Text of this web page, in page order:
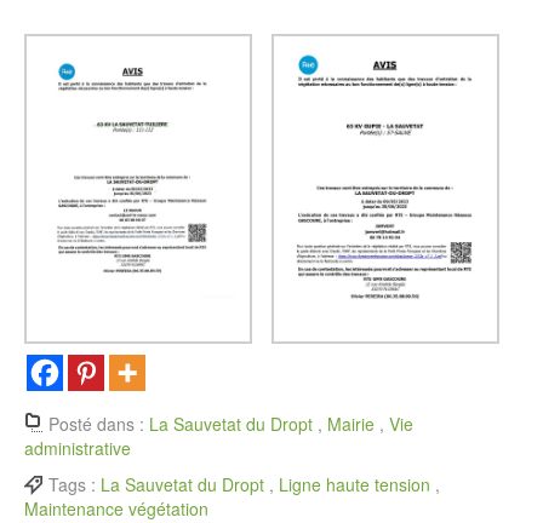
Posté dans : La Sauvetat du Dropt , Mairie , Vie
administrative
Tags : La Sauvetat du Dropt , Ligne haute tension ,
Maintenance végétation